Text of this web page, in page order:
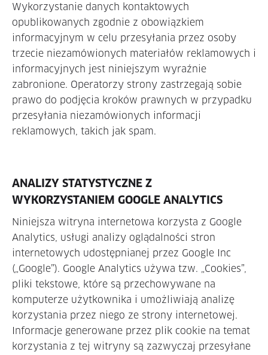
Wykorzystanie danych kontaktowych
opublikowanych zgodnie z obowiązkiem
informacyjnym w celu przesyłania przez osoby
trzecie niezamówionych materiałów reklamowych i
informacyjnych jest niniejszym wyraźnie
zabronione. Operatorzy strony zastrzegają sobie
prawo do podjęcia kroków prawnych w przypadku
przesyłania niezamówionych informacji
reklamowych, takich jak spam.
ANALIZY STATYSTYCZNE Z
WYKORZYSTANIEM GOOGLE ANALYTICS
Niniejsza witryna internetowa korzysta z Google
Analytics, usługi analizy oglądalności stron
internetowych udostępnianej przez Google Inc
(„Google”). Google Analytics używa tzw. „Cookies”,
pliki tekstowe, które są przechowywane na
komputerze użytkownika i umożliwiają analizę
korzystania przez niego ze strony internetowej.
Informacje generowane przez plik cookie na temat
korzystania z tej witryny są zazwyczaj przesyłane